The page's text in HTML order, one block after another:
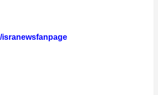
isranewsfanpage